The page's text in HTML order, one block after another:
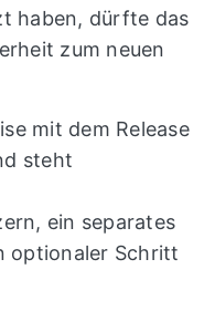
haben, dürfte das
zum neuen
mit dem Release
steht
ein separates
optionaler Schritt